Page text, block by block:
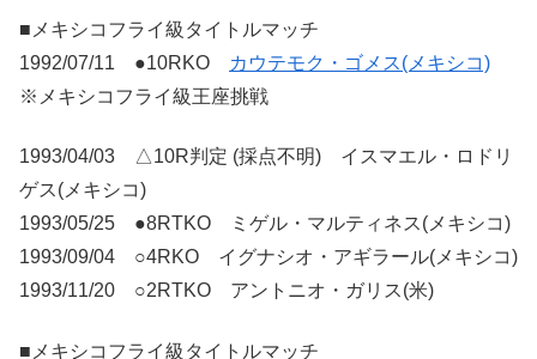
■メキシコフライ級タイトルマッチ
1992/07/11 ●10RKO
カウテモク・ゴメス(メキシコ)
※メキシコフライ級王座挑戦
1993/04/03 △10R判定 (採点不明) イスマエル・ロドリ
ゲス(メキシコ)
1993/05/25 ●8RTKO ミゲル・マルティネス(メキシコ)
1993/09/04 ○4RKO イグナシオ・アギラール(メキシコ)
1993/11/20 ○2RTKO アントニオ・ガリス(米)
■メキシコフライ級タイトルマッチ